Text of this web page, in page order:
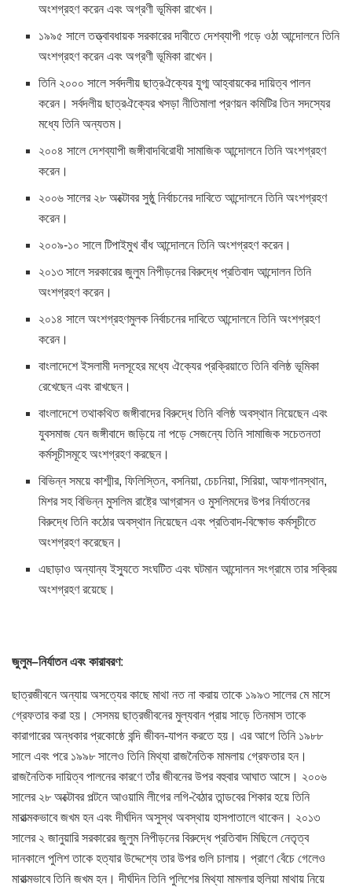
অংশগ্রহণ করেন এবং অগ্রণী ভূমিকা রাখেন।
১৯৯৫ সালে তত্ত্বাবধায়ক সরকারের দাবীতে দেশব্যাপী গড়ে ওঠা আন্দোলনে তিনি
অংশগ্রহণ করেন এবং অগ্রণী ভূমিকা রাখেন।
তিনি ২০০০ সালে সর্বদলীয় ছাত্রঐক্যের যুগ্ম আহ্বায়কের দায়িত্ব পালন
করেন। সর্বদলীয় ছাত্রঐক্যের খসড়া নীতিমালা প্রণয়ন কমিটির তিন সদস্যের
মধ্যে তিনি অন্যতম।
২০০৪ সালে দেশব্যাপী জঙ্গীবাদবিরোধী সামাজিক আন্দোলনে তিনি অংশগ্রহণ
করেন।
২০০৬ সালের ২৮ অক্টোবর সুষ্ঠু নির্বাচনের দাবিতে আন্দোলনে তিনি অংশগ্রহণ
করেন।
২০০৯-১০ সালে টিপাইমুখ বাঁধ আন্দোলনে তিনি অংশগ্রহণ করেন।
২০১৩ সালে সরকারের জুলুম নিপীড়নের বিরুদ্ধে প্রতিবাদ আন্দোলন তিনি
অংশগ্রহণ করেন।
২০১৪ সালে অংশগ্রহণমুলক নির্বাচনের দাবিতে আন্দোলনে তিনি অংশগ্রহণ
করেন।
বাংলাদেশে ইসলামী দলসূহের মধ্যে ঐক্যের প্রক্রিয়াতে তিনি বলিষ্ঠ ভূমিকা
রেখেছেন এবং রাখছেন।
বাংলাদেশে তথাকথিত জঙ্গীবাদের বিরুদ্ধে তিনি বলিষ্ঠ অবস্থান নিয়েছেন এবং
যুবসমাজ যেন জঙ্গীবাদে জড়িয়ে না পড়ে সেজন্যে তিনি সামাজিক সচেতনতা
কর্মসূচীসমূহে অংশগ্রহণ করছেন।
বিভিন্ন সময়ে কাশ্মীর, ফিলিস্তিন, বসনিয়া, চেচনিয়া, সিরিয়া, আফগানস্থান,
মিশর সহ বিভিন্ন মুসলিম রাষ্ট্রে আগ্রাসন ও মুসলিমদের উপর নির্যাতনের
বিরুদ্ধে তিনি কঠোর অবস্থান নিয়েছেন এবং প্রতিবাদ-বিক্ষোভ কর্মসূচীতে
অংশগ্রহণ করেছেন।
এছাড়াও অন্যান্য ইস্যুতে সংঘটিত এবং ঘটমান আন্দোলন সংগ্রামে তার সক্রিয়
অংশগ্রহণ রয়েছে।
জুলুম–নির্যাতন এবং কারাবরণ:
ছাত্রজীবনে অন্যায় অসত্যের কাছে মাথা নত না করায় তাকে ১৯৯৩ সালের মে মাসে
গ্রেফতার করা হয়। সেসময় ছাত্রজীবনের মুল্যবান প্রায় সাড়ে তিনমাস তাকে
কারাগারের অন্ধকার প্রকোষ্ঠে বন্দি জীবন-যাপন করতে হয়। এর আগে তিনি ১৯৮৮
সালে এবং পরে ১৯৯৮ সালেও তিনি মিথ্যা রাজনৈতিক মামলায় গ্রেফতার হন।
রাজনৈতিক দায়িত্ব পালনের কারণে তাঁর জীবনের উপর বহুবার আঘাত আসে। ২০০৬
সালের ২৮ অক্টোবর পল্টনে আওয়ামি লীগের লগি-বৈঠার তান্ডবের শিকার হয়ে তিনি
মারাত্মকভাবে জখম হন এবং দীর্ঘদিন অসুস্থ অবস্থায় হাসপাতালে থাকেন। ২০১৩
সালের ২ জানুয়ারি সরকারের জুলুম নিপীড়নের বিরুদ্ধে প্রতিবাদ মিছিলে নেতৃত্ব
দানকালে পুলিশ তাকে হত্যার উদ্দেশ্যে তার উপর গুলি চালায়। প্রাণে বেঁচে গেলেও
মারাত্মভাবে তিনি জখম হন। দীর্ঘদিন তিনি পুলিশের মিথ্যা মামলার হুলিয়া মাথায় নিয়ে